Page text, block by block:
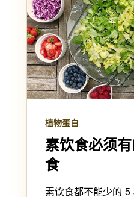
植物蛋白
素饮食必须
食
素饮食都不能少的 5